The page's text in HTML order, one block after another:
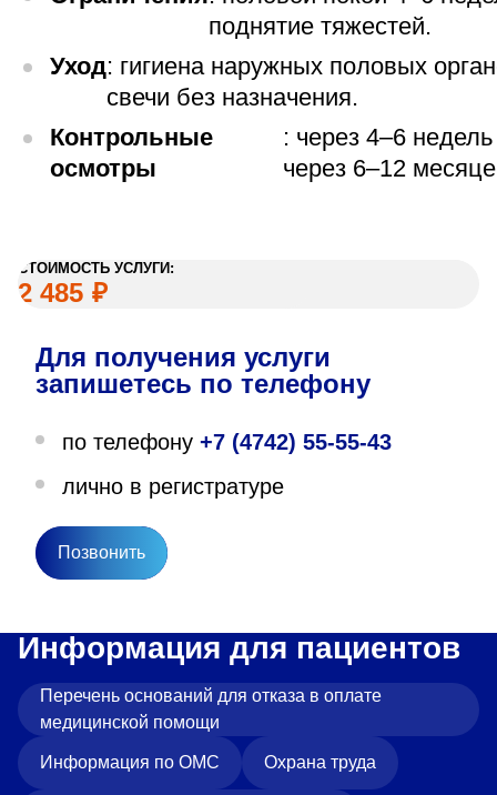
поднятие тяжестей.
Уход: гигиена наружных половых
свечи без назначения.
Контрольные
осмотры
: через 4–6
через 6–12
СТОИМОСТЬ УСЛУГИ:
2 485 ₽
Для получения услуги
запишетесь по телефону
по телефону +7 (4742) 55-55-43
лично в регистратуре
Позвонить
Информация для пациентов
Перечень оснований для отказа в оплате
медицинской помощи
Информация по ОМС Охрана труда